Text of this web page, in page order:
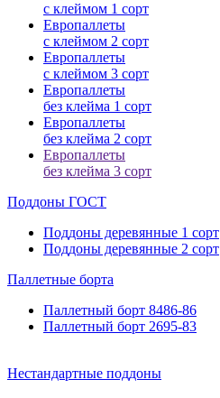
с клеймом 1 сорт
Европаллеты
с клеймом 2 сорт
Европаллеты
с клеймом 3 сорт
Европаллеты
без клейма 1 сорт
Европаллеты
без клейма 2 сорт
Европаллеты
без клейма 3 сорт
Поддоны ГОСТ
Поддоны деревянные 1 сорт
Поддоны деревянные 2 сорт
Паллетные борта
Паллетный борт 8486-86
Паллетный борт 2695-83
Нестандартные поддоны